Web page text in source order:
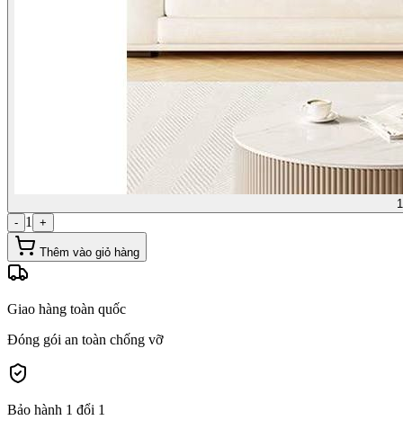
- 1 +
Thêm vào giỏ hàng
Giao hàng toàn quốc
Đóng gói an toàn chống vỡ
Bảo hành 1 đổi 1